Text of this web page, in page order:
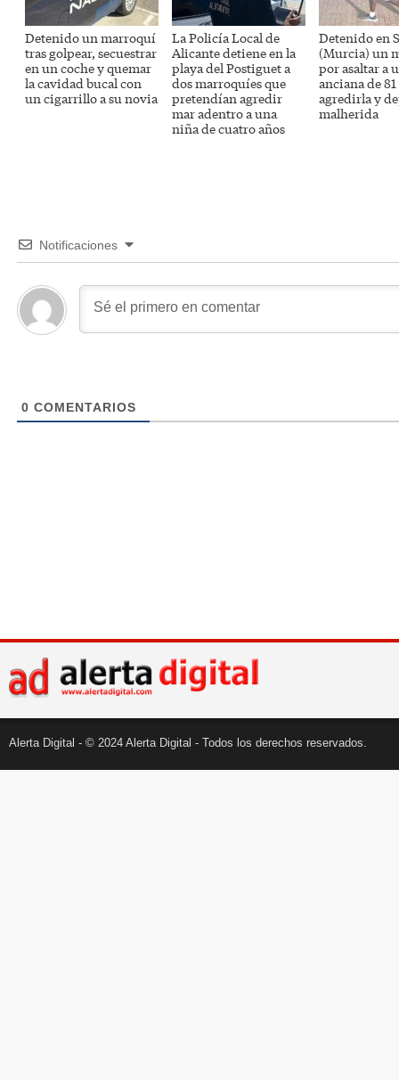
Detenido un marroquí
tras golpear, secuestrar
en un coche y quemar
la cavidad bucal con
un cigarrillo a su novia
La Policía Local de
Alicante detiene en la
playa del Postiguet a
dos marroquíes que
pretendían agredir
mar adentro a una
niña de cuatro años
Detenido en
(Murcia) un
por asaltar a
anciana de
agredirla y
malherida
Notificaciones
0 COMENTARIOS
Alerta Digital - © 2024 Alerta Digital - Todos los derechos reservados.